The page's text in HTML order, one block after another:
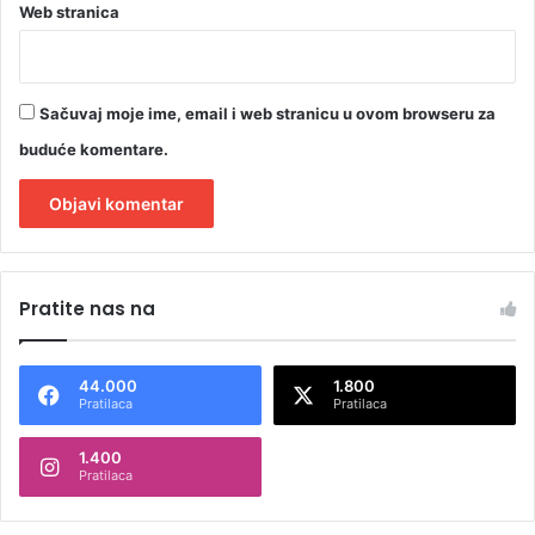
Web stranica
Sačuvaj moje ime, email i web stranicu u ovom browseru za
buduće komentare.
t
n
t
Pratite nas na
44.000
Pratilaca
1.800
Pratilaca
1.400
Pratilaca